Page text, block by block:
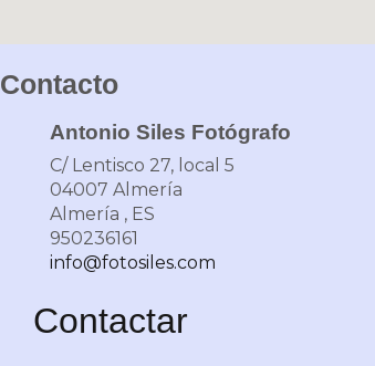
Contacto
Antonio Siles Fotógrafo
C/ Lentisco 27, local 5
04007 Almería
Almería , ES
950236161
info@fotosiles.com
Contactar